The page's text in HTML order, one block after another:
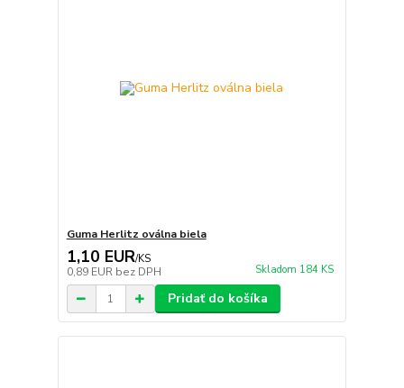
Guma Herlitz oválna biela
1,10 EUR/KS
0,89 EUR bez DPH Skladom 184 KS
Pridať do košíka